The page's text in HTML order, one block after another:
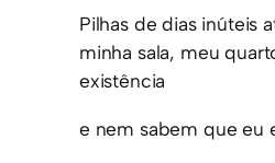
Pilhas de dias inúteis
minha sala, meu
existência
e nem sabem que eu